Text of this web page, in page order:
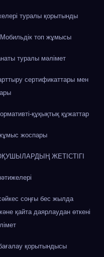
туралы қорытынды
Мобильдік топ жұмысы
туралы мәлімет
арттыру сертификаттары мен
құқықтық құжаттар
жоспары
ЖЕТІСТІГІ
соңғы бес жылда
қайта даярлаудан өткені
бағалау қорытындысы